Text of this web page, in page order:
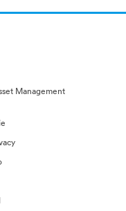
Management